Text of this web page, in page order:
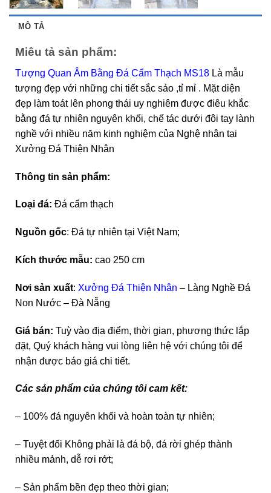
MÔ TẢ
Miêu tả sản phẩm:
Tượng Quan Âm Bằng Đá Cẩm Thạch MS18 Là mẫu
tượng đẹp với những chi tiết sắc sảo ,tỉ mỉ . Mặt diện
đẹp làm toát lên phong thái uy nghiêm được điêu khắc
bằng đá tự nhiên nguyên khối, chế tác dưới đôi tay lành
nghề với nhiều năm kinh nghiệm của Nghệ nhân tại
Xưởng Đá Thiện Nhân
Thông tin sản phẩm:
Loại đá: Đá cẩm thạch
Nguồn gốc: Đá tự nhiên tại Việt Nam;
Kích thước mẫu: cao 250 cm
Nơi sản xuất: Xưởng Đá Thiện Nhân – Làng Nghề Đá
Non Nước – Đà Nẵng
Giá bán: Tuỳ vào địa điểm, thời gian, phương thức lắp
đặt, Quý khách hàng vui lòng liên hệ với chúng tôi để
nhận được báo giá chi tiết.
Các sản phẩm của chúng tôi cam kết:
– 100% đá nguyên khối và hoàn toàn tự nhiên;
– Tuyệt đối Không phải là đá bộ, đá rời ghép thành
nhiều mảnh, dễ rơi rớt;
– Sản phẩm bền đẹp theo thời gian;